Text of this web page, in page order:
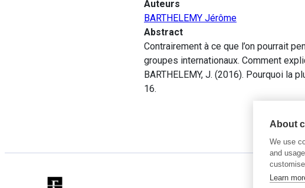
Auteurs
BARTHELEMY Jérôme
Abstract
Contrairement à ce que l’on pourrait
groupes internationaux. Comment
BARTHELEMY, J. (2016). Pourquoi la
16.
About
We use
and
Learn